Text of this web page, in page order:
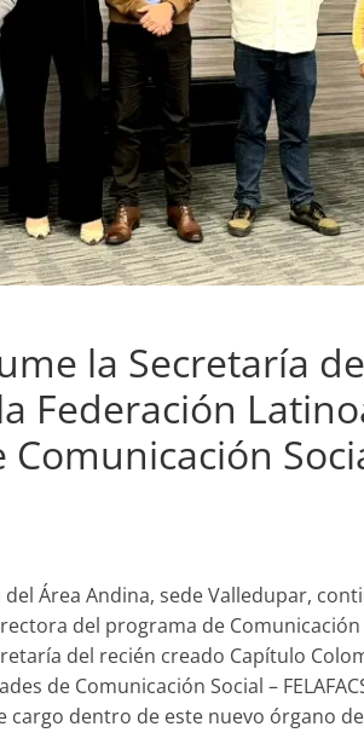
la Secretaría
Federación
Comunicación
Área Andina, sede Valledupar,
del programa de
del recién creado Capítulo
de Comunicación Social –
cargo dentro de este nuevo órgano